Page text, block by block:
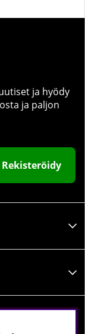
ja hyödy
ja paljon
Rekisteröidy